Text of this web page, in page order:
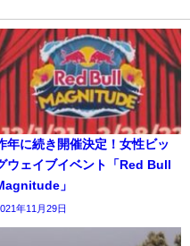
年に続き開催決定！女性ビッ
ウェイブイベント「Red Bull
」
年11月29日